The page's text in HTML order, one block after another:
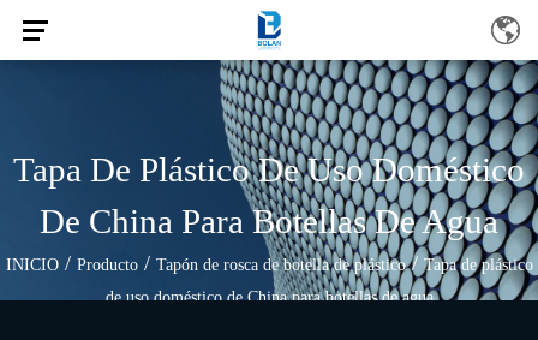
Tapa De Plástico De Uso Doméstico
De China Para Botellas De Agua
INICIO/ Producto/ Tapón de rosca de botella de plástico/ Tapa de plástico
de uso doméstico de China para botellas de agua